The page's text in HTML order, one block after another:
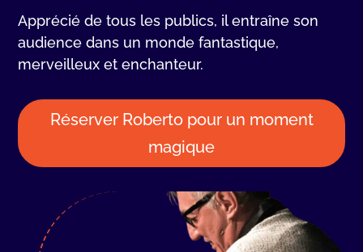
Apprécié de tous les publics, il entraîne son
audience dans un monde fantastique,
merveilleux et enchanteur.
Réserver Roberto pour un moment
magique